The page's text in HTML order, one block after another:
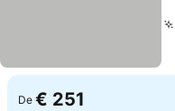
De € 251